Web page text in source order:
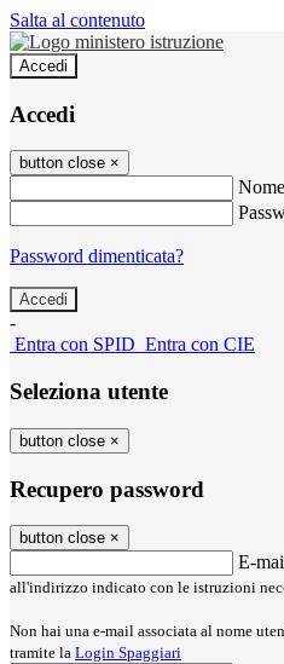
Salta al contenuto
Accedi
Accedi
button close ×
Password dimenticata?
-
Entra con SPID Entra con CIE
Seleziona utente
button close ×
Recupero password
button close ×
E-
all'indirizzo indicato con le istruzioni
Non hai una e-mail associata al nome
tramite la Login Spaggiari